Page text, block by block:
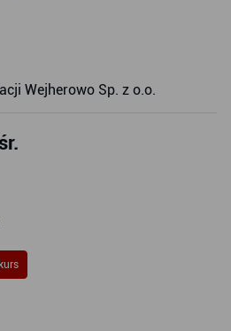
Wejherowo Sp. z o.o.